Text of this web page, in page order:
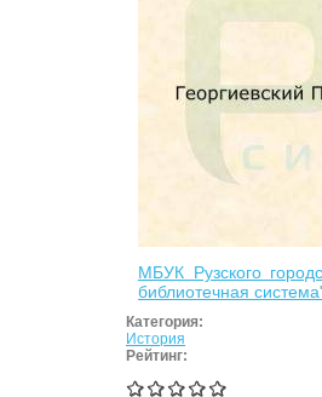
МБУК Рузского
библиотечная
Категория:
История
Рейтинг: